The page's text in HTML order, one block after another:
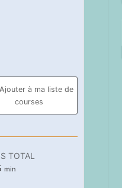
Ajouter à ma liste de
courses
TOTAL
minutes
min